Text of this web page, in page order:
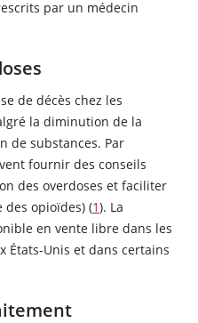
par un médecin
de décès chez les
la diminution de la
de substances. Par
fournir des conseils
des overdoses et faciliter
des opioïdes) (1). La
en vente libre dans les
États-Unis et dans certains